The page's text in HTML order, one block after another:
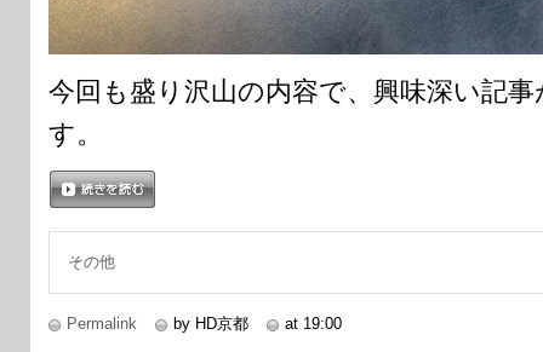
今回も盛り沢山の内容で、興味深い記
す。
その他
Permalink by HD京都 at 19:00